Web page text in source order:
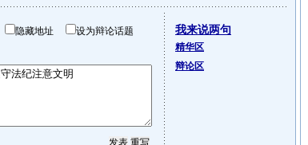
隐藏地址 设为辩论话题 我来说两句
精华区
辩论区